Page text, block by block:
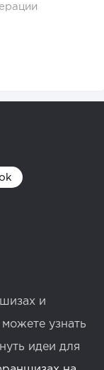
и
узнать
идеи для